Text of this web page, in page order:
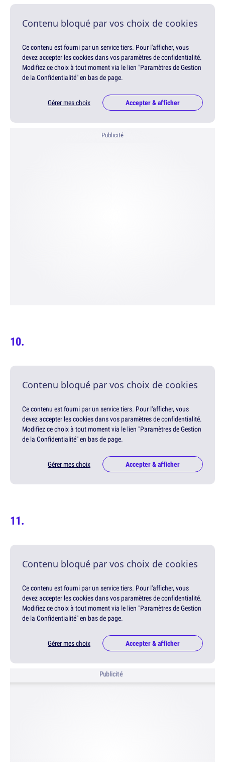
Contenu bloqué par vos choix de cookies
Ce contenu est fourni par un service tiers. Pour l'afficher, vous
devez accepter les cookies dans vos paramètres de confidentialité.
Modifiez ce choix à tout moment via le lien "Paramètres de Gestion
de la Confidentialité" en bas de page.
Gérer mes choix Accepter & afficher
Publicité
Contenu bloqué par vos choix de cookies
Ce contenu est fourni par un service tiers. Pour l'afficher, vous
devez accepter les cookies dans vos paramètres de confidentialité.
Modifiez ce choix à tout moment via le lien "Paramètres de Gestion
de la Confidentialité" en bas de page.
Gérer mes choix Accepter & afficher
Contenu bloqué par vos choix de cookies
Ce contenu est fourni par un service tiers. Pour l'afficher, vous
devez accepter les cookies dans vos paramètres de confidentialité.
Modifiez ce choix à tout moment via le lien "Paramètres de Gestion
de la Confidentialité" en bas de page.
Gérer mes choix Accepter & afficher
Publicité